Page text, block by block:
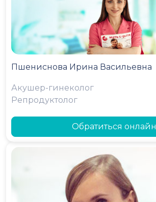
Пшениснова Ирина Васильевна
Акушер-гинеколог
Репродуктолог
Обратиться онлайн